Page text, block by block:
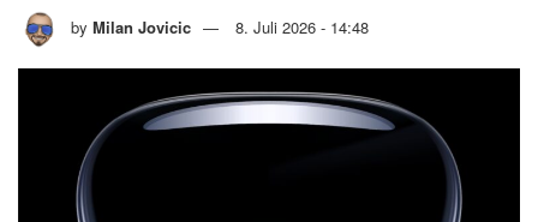
by Milan Jovicic 8. Juli 2026 - 14:48